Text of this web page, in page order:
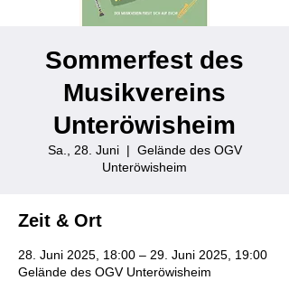
Sommerfest des
Musikvereins
Unteröwisheim
Sa., 28. Juni
  |
Gelände des OGV
Unteröwisheim
Zeit & Ort
28. Juni 2025, 18:00 – 29. Juni 2025, 19:00
Gelände des OGV Unteröwisheim